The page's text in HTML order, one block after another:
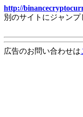
http://
別のサイトにジャン
広告のお問い合わせは